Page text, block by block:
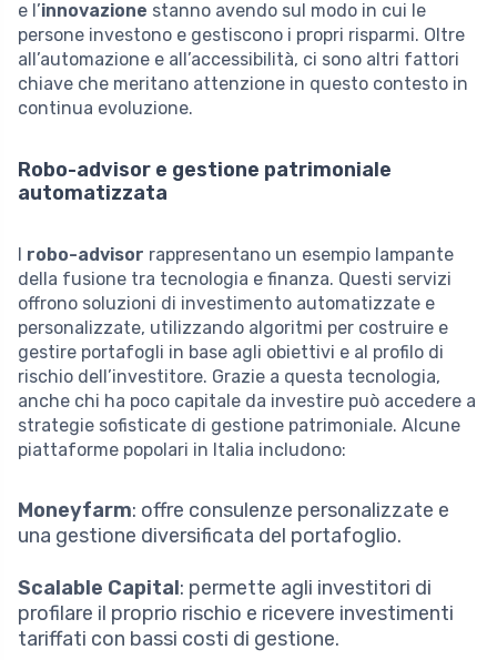
e l’innovazione stanno avendo sul modo in cui le
persone investono e gestiscono i propri risparmi. Oltre
all’automazione e all’accessibilità, ci sono altri fattori
chiave che meritano attenzione in questo contesto in
continua evoluzione.
Robo-advisor e gestione patrimoniale
automatizzata
robo-advisor rappresentano un esempio lampante
della fusione tra tecnologia e finanza. Questi servizi
offrono soluzioni di investimento automatizzate e
personalizzate, utilizzando algoritmi per costruire e
gestire portafogli in base agli obiettivi e al profilo di
rischio dell’investitore. Grazie a questa tecnologia,
anche chi ha poco capitale da investire può accedere a
strategie sofisticate di gestione patrimoniale. Alcune
piattaforme popolari in Italia includono:
Moneyfarm: offre consulenze personalizzate e
una gestione diversificata del portafoglio.
Scalable Capital: permette agli investitori di
profilare il proprio rischio e ricevere investimenti
tariffati con bassi costi di gestione.